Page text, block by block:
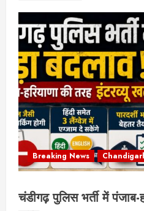
Breaking News
चंडीगढ़ पुलिस भर्ती में पंजाब-